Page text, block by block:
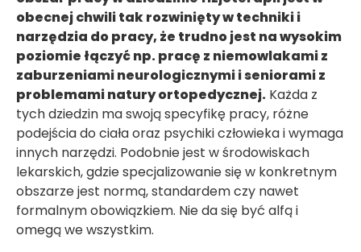
obecnej chwili tak rozwinięty w techniki i
narzędzia do pracy, że trudno jest na wysokim
poziomie łączyć np. pracę z niemowlakami z
zaburzeniami neurologicznymi i seniorami z
problemami natury ortopedycznej. Każda z
tych dziedzin ma swoją specyfikę pracy, różne
podejścia do ciała oraz psychiki człowieka i wymaga
innych narzędzi. Podobnie jest w środowiskach
lekarskich, gdzie specjalizowanie się w konkretnym
obszarze jest normą, standardem czy nawet
formalnym obowiązkiem. Nie da się być alfą i
omegą we wszystkim.